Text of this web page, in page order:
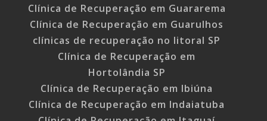
Clínica de Recuperação em Guararema
Clínica de Recuperação em Guarulhos
clínicas de recuperação no litoral SP
Clínica de Recuperação em
Hortolândia SP
Clínica de Recuperação em Ibiúna
Clínica de Recuperação em Indaiatuba